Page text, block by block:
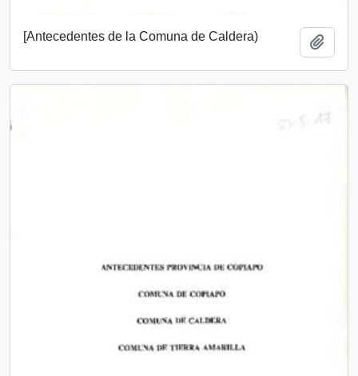
[Antecedentes de la Comuna de Caldera)